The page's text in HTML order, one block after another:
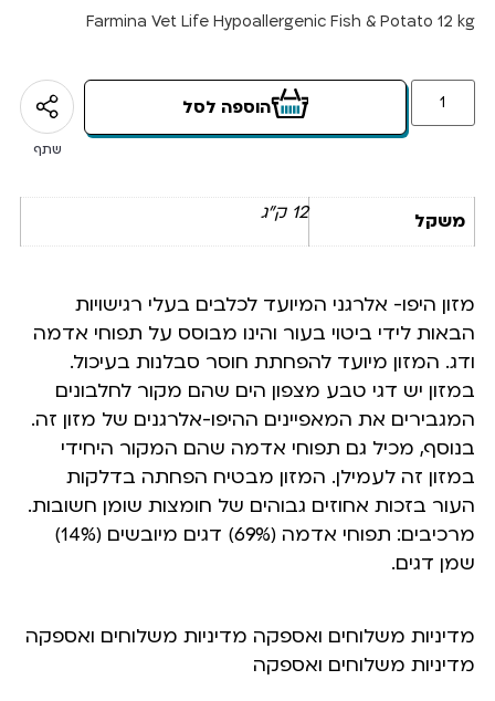
Farmina Vet Life Hypoallergenic Fish & Potato 12 kg
הוספה לסל
שתף
משקל 12 ק"ג
מזון היפו- אלרגני המיועד לכלבים בעלי רגישויות
הבאות לידי ביטוי בעור והינו מבוסס על תפוחי אדמה
ודג. המזון מיועד להפחתת חוסר סבלנות בעיכול.
במזון יש דגי טבע מצפון הים שהם מקור לחלבונים
המגבירים את המאפיינים ההיפו-אלרגנים של מזון זה.
בנוסף, מכיל גם תפוחי אדמה שהם המקור היחידי
במזון זה לעמילן. המזון מבטיח הפחתה בדלקות
העור בזכות אחוזים גבוהים של חומצות שומן חשובות.
מרכיבים: תפוחי אדמה (69%) דגים מיובשים (14%)
שמן דגים.
מדיניות משלוחים ואספקה מדיניות משלוחים ואספקה
מדיניות משלוחים ואספקה